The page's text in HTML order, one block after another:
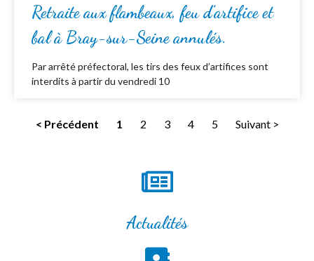
Retraite aux flambeaux, feu d’artifice et
bal à Bray-sur-Seine annulés.
Par arrêté préfectoral, les tirs des feux d’artifices sont
interdits à partir du vendredi 10
< Précédent 1 2 3 4 5 Suivant >
Actualités